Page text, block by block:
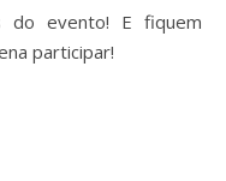
do evento! E fiquem
participar!